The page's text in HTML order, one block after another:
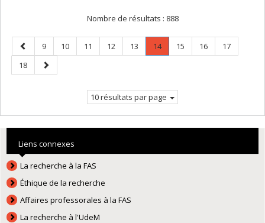
Nombre de résultats : 888
Page
précédente
Page
9 Page
10 Page
11 Page
12 Page
13 Page
14.
Page
Page
15 Page
16 Page
17
Page
18
Page
suivante
10 résultats par page
Liens connexes
La recherche à la FAS
Éthique de la recherche
Affaires professorales à la FAS
La recherche à l'UdeM